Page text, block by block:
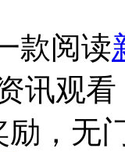
款阅读
讯观
励，无